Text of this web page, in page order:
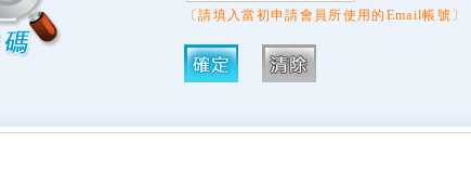
〔請填入當初申請會員所使用的Email帳號〕